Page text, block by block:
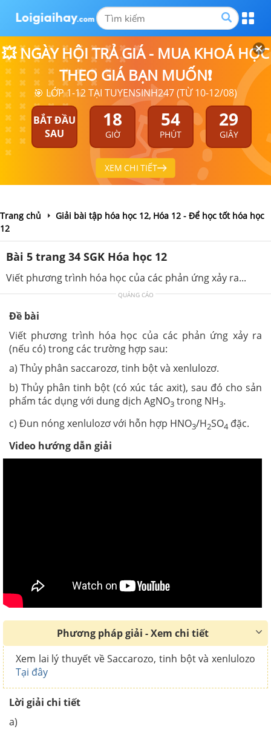
💥 NGÀY HỘI TRẢ GIÁ - MUA KHOÁ HỌC
THEO GIÁ BẠN MUỐN❗
🎯 LỚP 1-12 TẠI TUYENSINH247 (TỪ 10-12/08)
BẮT ĐẦU
SAU
18
GIỜ
54
PHÚT
29
GIÂY
XEM CHI TIẾT
Trang chủ
Giải bài tập hóa học 12, Hóa 12 - Để học tốt hóa học
12
Bài 5 trang 34 SGK Hóa học 12
Viết phương trình hóa học của các phản ứng xảy ra...
QUẢNG CÁO
Đề bài
Viết phương trình hóa học của các phản ứng xảy ra
(nếu có) trong các trường hợp sau:
a) Thủy phân saccarozơ, tinh bột và xenlulozơ.
b) Thủy phân tinh bột (có xúc tác axit), sau đó cho sản
phẩm tác dụng với dung dịch AgNO3 trong NH3.
c) Đun nóng xenlulozơ với hỗn hợp HNO3/H2SO4 đặc.
Video hướng dẫn giải
Phương pháp giải - Xem chi tiết
Xem lai lý thuyết về Saccarozo, tinh bột và xenlulozo
Tại đây
Lời giải chi tiết
a)